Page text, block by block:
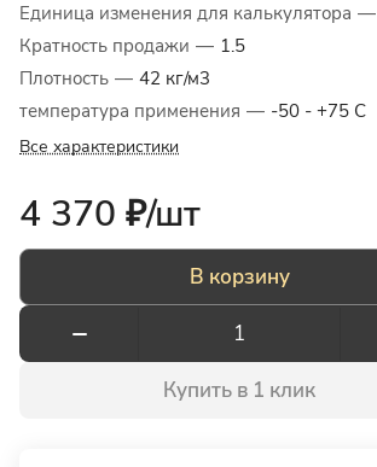
Единица изменения для калькулятора —
Кратность продажи — 1.5
Плотность — 42 кг/м3
температура применения — -50 - +75 C
Все характеристики
4 370 ₽/шт
В корзину
Купить в 1 клик